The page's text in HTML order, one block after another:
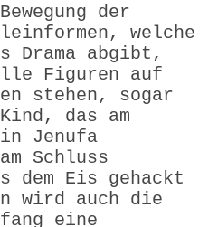
der
welche
Drama abgibt,
Figuren auf
stehen, sogar
das am
Jenufa
Schluss
dem Eis gehackt
wird auch die
eine